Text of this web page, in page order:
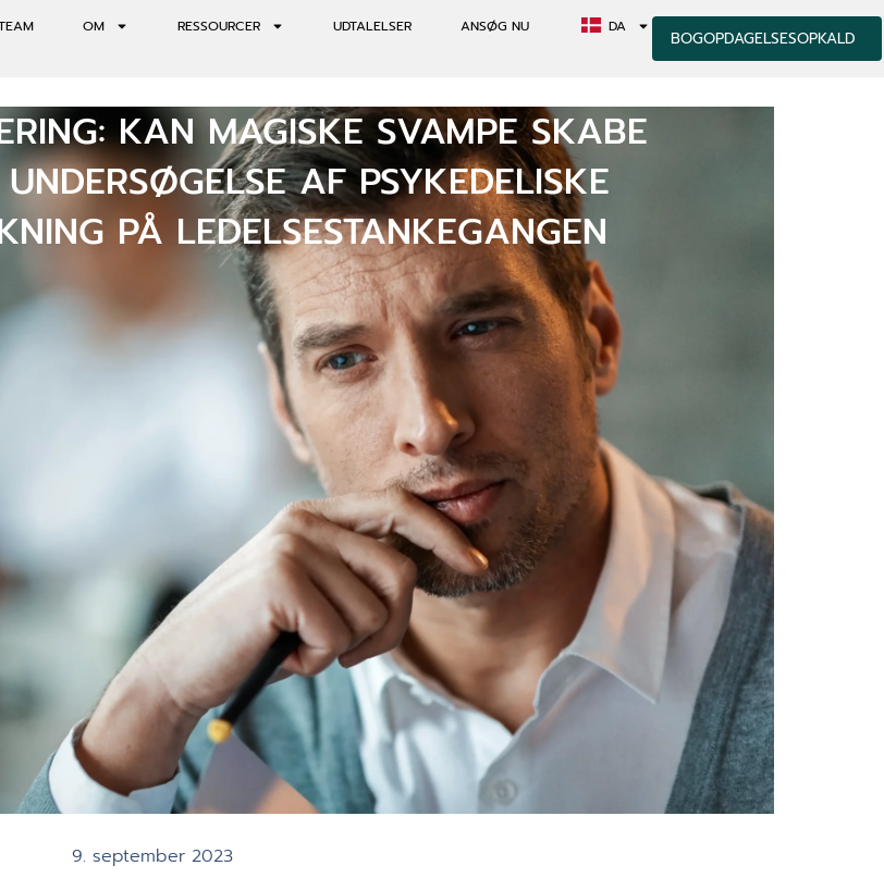
OM RESSOURCER UDTALELSER ANSØG NU DA
BOGOPDAGELSESOPKALD
KAN MAGISKE SVAMPE SKABE
AF PSYKEDELISKE
PÅ LEDELSESTANKEGANGEN
9. september 2023